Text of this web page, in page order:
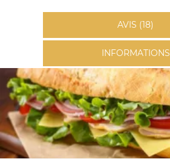
AVIS (18)
INFORMATIONS